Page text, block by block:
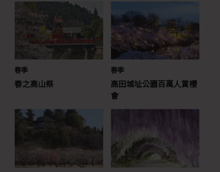
春季
春之高山祭
春季
高田城址公園百萬人賞櫻
會